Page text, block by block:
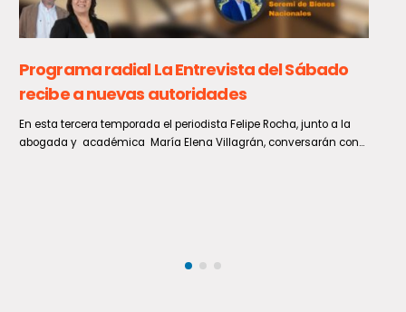
Municipalidad de Temuco visitó Seguridad
Municipal de Talca para conocer experiencias